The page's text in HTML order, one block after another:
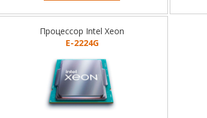
Процессор Intel Xeon
E-2224G